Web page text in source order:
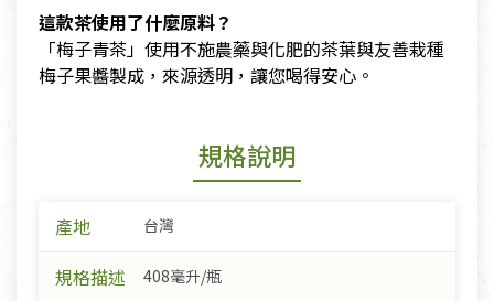
這款茶使用了什麼原料？
「梅子青茶」使用不施農藥與化肥的茶葉與友善栽種
梅子果醬製成，來源透明，讓您喝得安心。
規格說明
產地 台灣
規格描述 408毫升/瓶